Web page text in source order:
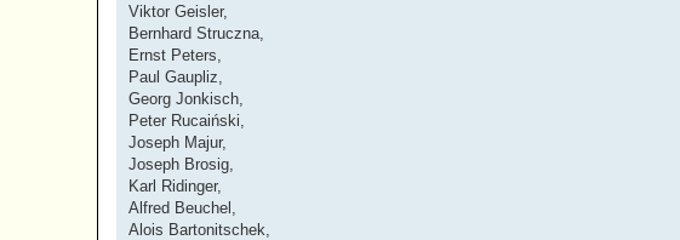
Viktor Geisler,
Bernhard Struczna,
Ernst Peters,
Paul Gaupliz,
Georg Jonkisch,
Peter Rucaiński,
Joseph Majur,
Joseph Brosig,
Karl Ridinger,
Alfred Beuchel,
Alois Bartonitschek,